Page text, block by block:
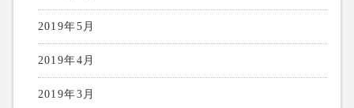
2019年5月
2019年4月
2019年3月